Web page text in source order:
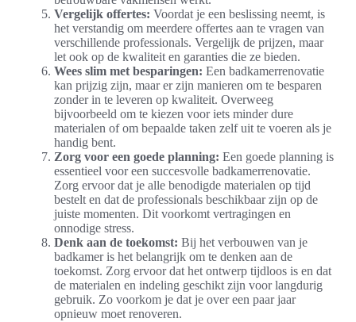
Vergelijk offertes: Voordat je een beslissing neemt, is
het verstandig om meerdere offertes aan te vragen van
verschillende professionals. Vergelijk de prijzen, maar
let ook op de kwaliteit en garanties die ze bieden.
Wees slim met besparingen: Een badkamerrenovatie
kan prijzig zijn, maar er zijn manieren om te besparen
zonder in te leveren op kwaliteit. Overweeg
bijvoorbeeld om te kiezen voor iets minder dure
materialen of om bepaalde taken zelf uit te voeren als je
handig bent.
Zorg voor een goede planning: Een goede planning is
essentieel voor een succesvolle badkamerrenovatie.
Zorg ervoor dat je alle benodigde materialen op tijd
bestelt en dat de professionals beschikbaar zijn op de
juiste momenten. Dit voorkomt vertragingen en
onnodige stress.
Denk aan de toekomst: Bij het verbouwen van je
badkamer is het belangrijk om te denken aan de
toekomst. Zorg ervoor dat het ontwerp tijdloos is en dat
de materialen en indeling geschikt zijn voor langdurig
gebruik. Zo voorkom je dat je over een paar jaar
opnieuw moet renoveren.